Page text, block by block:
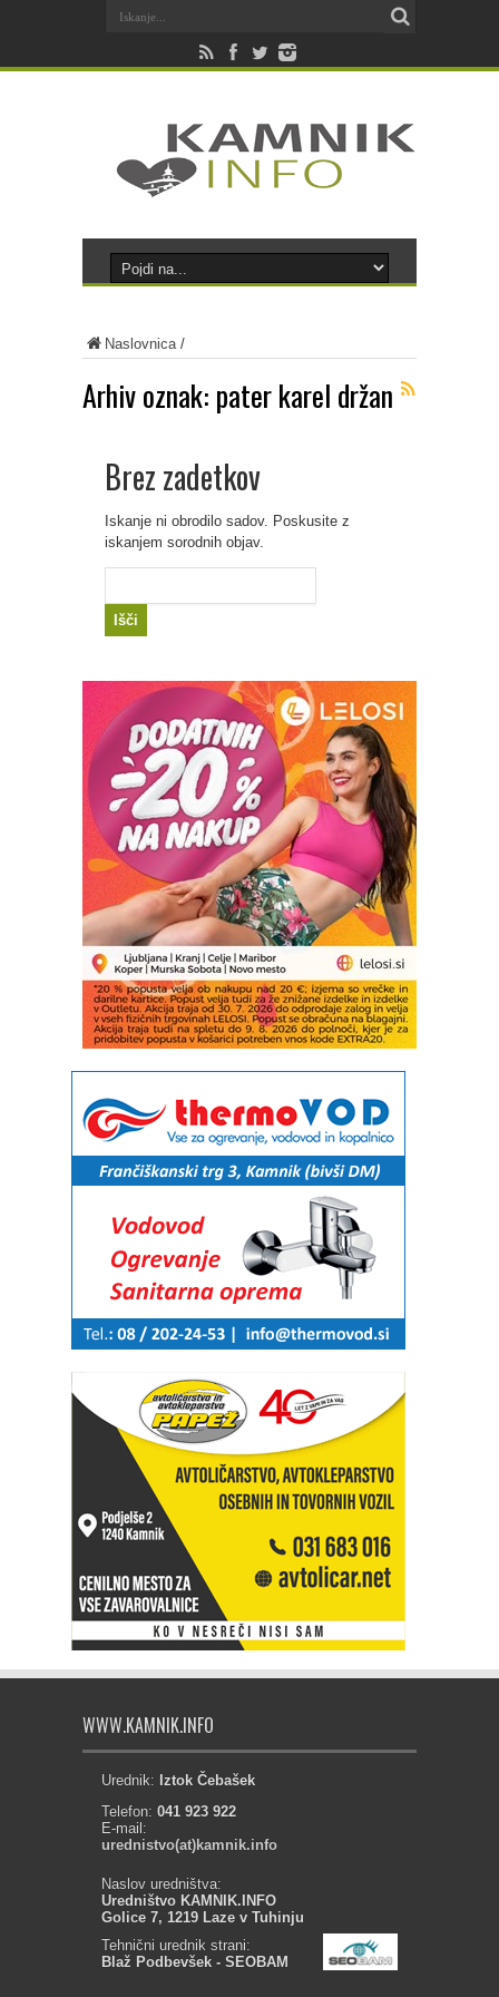
Naslovnica/
Arhiv oznak: pater karel držan
Brez zadetkov
Iskanje ni obrodilo sadov. Poskusite z
iskanjem sorodnih objav.
WWW.KAMNIK.INFO
Urednik: Iztok Čebašek
Telefon: 041 923 922
E-mail:
urednistvo(at)kamnik.info
Naslov uredništva:
Uredništvo KAMNIK.INFO
Golice 7, 1219 Laze v Tuhinju
Tehnični urednik strani:
Blaž Podbevšek - SEOBAM